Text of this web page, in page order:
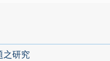
之研究